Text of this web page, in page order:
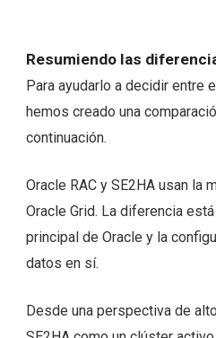
Resumiendo las
Para ayudarlo a decidir entre
hemos creado una
continuación.
Oracle RAC y SE2HA usan la
Oracle Grid. La diferencia
principal de Oracle y la
datos en sí.
Desde una perspectiva de